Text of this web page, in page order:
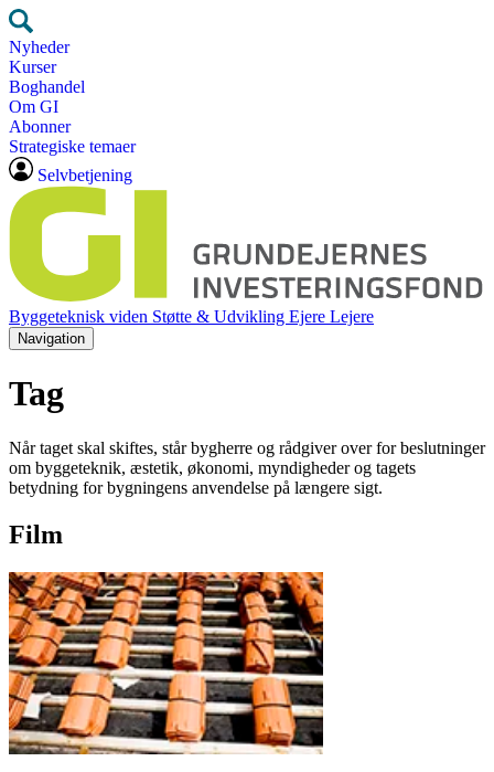
Nyheder
Kurser
Boghandel
Om GI
Abonner
Strategiske temaer
Selvbetjening
Byggeteknisk viden Støtte & Udvikling Ejere Lejere
Navigation
Tag
Når taget skal skiftes, står bygherre og rådgiver over for beslutninger
om byggeteknik, æstetik, økonomi, myndigheder og tagets
betydning for bygningens anvendelse på længere sigt.
Film